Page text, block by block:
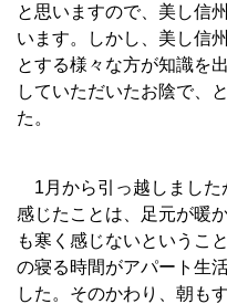
と思いますので、美し信
います。しかし、美し信
とする様々な方が知識を
していただいたお陰で、
た。
1月から引っ越しました
感じたことは、足元が暖
も寒く感じないというこ
の寝る時間がアパート生
した。そのかわり、朝も